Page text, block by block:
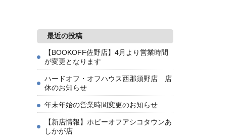
最近の投稿
【BOOKOFF佐野店】4月より営業時間
が変更となります
ハードオフ・オフハウス西那須野店 店
休のお知らせ
年末年始の営業時間変更のお知らせ
【新店情報】ホビーオフアシコタウンあ
しかが店